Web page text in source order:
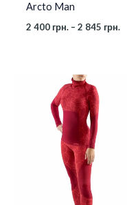
Arcto Man
2 400 грн. – 2 845 грн.